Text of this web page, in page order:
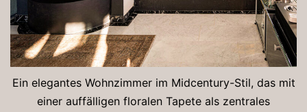
Ein elegantes Wohnzimmer im Midcentury-Stil, das mit
einer auffälligen floralen Tapete als zentrales